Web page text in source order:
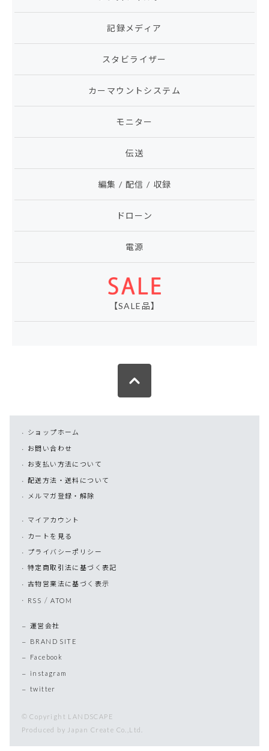
記録メディア
スタビライザー
カーマウントシステム
モニター
伝送
編集 / 配信 / 収録
ドローン
電源
【SALE品】
ショップホーム
お問い合わせ
お支払い方法について
配送方法・送料について
メルマガ登録・解除
マイアカウント
カートを見る
プライバシーポリシー
特定商取引法に基づく表記
古物営業法に基づく表示
RSS /ATOM
運営会社
BRAND SITE
Facebook
instagram
twitter
© Copyright LANDSCAPE
Produced by Japan Create Co.,Ltd.